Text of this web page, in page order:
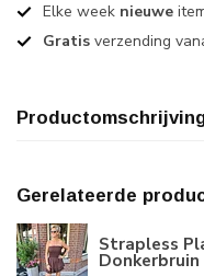
Elke week nieuwe
Gratis verzending
Gerelateerde
Strapless
Donkerbruin